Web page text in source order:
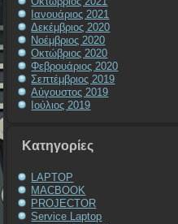
Ιανουάριος 2021
Δεκέμβριος 2020
Νοέμβριος 2020
Οκτώβριος 2020
Φεβρουάριος 2020
Σεπτέμβριος 2019
Αύγουστος 2019
Ιούλιος 2019
Kατηγορίες
LAPTOP
MACBOOK
PROJECTOR
Service Laptop